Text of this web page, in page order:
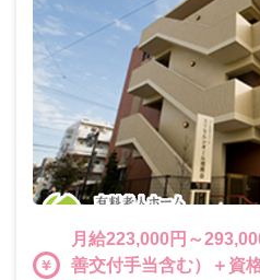
月給223,000円～
善交付手当含む）＋資